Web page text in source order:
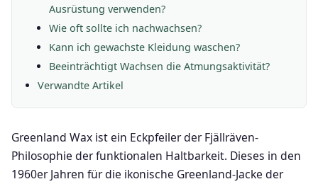
Ausrüstung verwenden?
Wie oft sollte ich nachwachsen?
Kann ich gewachste Kleidung waschen?
Beeinträchtigt Wachsen die Atmungsaktivität?
Verwandte Artikel
Greenland Wax ist ein Eckpfeiler der Fjällräven-
Philosophie der funktionalen Haltbarkeit. Dieses in den
1960er Jahren für die ikonische Greenland-Jacke der